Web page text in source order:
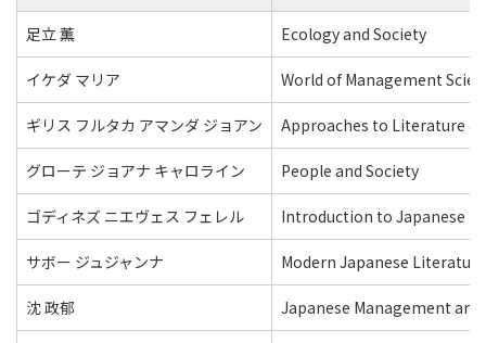
足立 薫 Ecology and Society
イケダ マリア World of Management
ギリス フルタカ アマンダ ジョアン Approaches to Literature
グローテ ジョアナ キャロライン People and Society
ゴディネズ ニエヴェス フェレル Introduction to Japanese
サボー ジュジャンナ Modern Japanese Literature
沈 政郁 Japanese Management and